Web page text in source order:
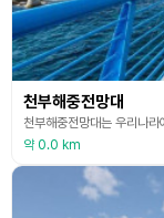
천부해중전망대
약 0.0 km